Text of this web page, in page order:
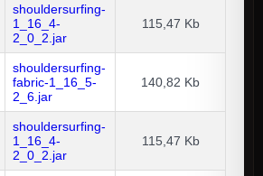
shouldersurfing-
1_16_4-
2_0_2.jar
115,47 Kb
shouldersurfing-
fabric-1_16_5-
2_6.jar
140,82 Kb
shouldersurfing-
1_16_4-
2_0_2.jar
115,47 Kb